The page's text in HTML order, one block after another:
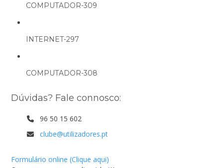
COMPUTADOR-309
INTERNET-297
COMPUTADOR-308
Dúvidas? Fale connosco:
96 50 15 602
clube@utilizadores.pt
Formulário online (Clique aqui)